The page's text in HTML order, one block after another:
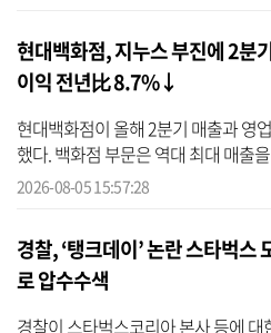
현대백화점, 지누스 부진에 2분
이익 전년比 8.7%↓
현대백화점이 올해 2분기 매출과 영
했다. 백화점 부문은 역대 최대 매출
자회사인 지누스의 부진이 전체 실적
2026-08-05 15:57:28
경찰, ‘탱크데이’ 논란 스타벅스
로 압수수색
경찰이 스타벅스코리아 본사 등에